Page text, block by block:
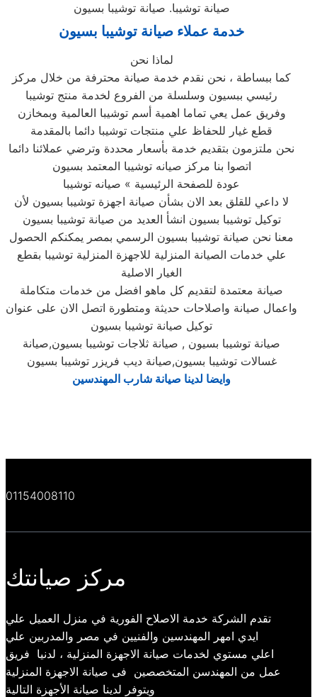
صيانة توشيبا. صيانة توشيبا بسيون
خدمة عملاء صيانة توشيبا بسيون
لماذا نحن
كما ببساطة ، نحن نقدم خدمة صيانة محترفة من خلال مركز
رئيسي ببسيون وسلسلة من الفروع لخدمة منتج توشيبا
وفريق عمل يعي تماما اهمية أسم توشيبا العالمية وبمخازن
قطع غيار للحفاظ علي منتجات توشيبا دائما بالمقدمة
نحن ملتزمون بتقديم خدمة بأسعار محددة وترضي عملائنا دائما
اتصوا بنا مركز صيانه توشيبا المعتمد بسيون
عودة للصفحة الرئيسية » صيانه توشيبا
لا داعي للقلق بعد الان بشأن صيانة اجهزة توشيبا بسيون لأن
توكيل توشيبا بسيون انشأ العديد من صيانة توشيبا بسيون
معنا نحن صيانة توشيبا بسيون الرسمي بمصر يمكنكم الحصول
علي خدمات الصيانة المنزلية للاجهزة المنزلية توشيبا بقطع
الغيار الاصلية
صيانة معتمدة لتقديم كل ماهو افضل من خدمات متكاملة
واعمال صيانة واصلاحات حديثة ومتطورة اتصل الان على عنوان
توكيل صيانة توشيبا بسيون
صيانة توشيبا بسيون , صيانة ثلاجات توشيبا بسيون,صيانة
غسالات توشيبا بسيون,صيانة ديب فريزر توشيبا بسيون
وايضا لدينا صيانة شارب المهندسين
01154008110
مركز صيانتك
تقدم الشركة خدمة الاصلاح الفورية في منزل العميل علي
ايدي امهر المهندسين والفنيين في مصر والمدربين علي
اعلي مستوي لخدمات صيانة الاجهزة المنزلية ، لدنيا فريق
عمل من المهندسن المتخصصين فى صيانة الاجهزة المنزلية
ويتوفر لدينا صيانة الأجهزة التالية